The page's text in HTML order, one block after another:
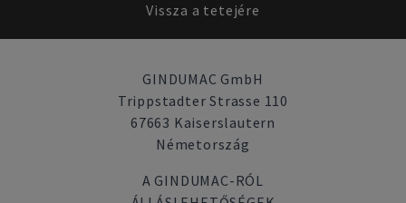
Vissza a tetejére
GINDUMAC GmbH
Trippstadter Strasse 110
67663 Kaiserslautern
Németország
A GINDUMAC-RÓL